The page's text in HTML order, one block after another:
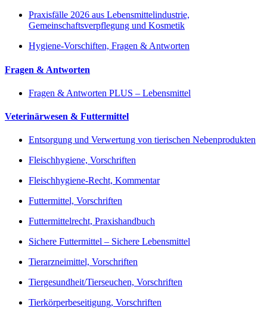
Praxisfälle 2026 aus Lebensmittelindustrie,
Gemeinschaftsverpflegung und Kosmetik
Hygiene-Vorschiften, Fragen & Antworten
Fragen & Antworten
Fragen & Antworten PLUS – Lebensmittel
Veterinärwesen & Futtermittel
Entsorgung und Verwertung von tierischen Nebenprodukten
Fleischhygiene, Vorschriften
Fleischhygiene-Recht, Kommentar
Futtermittel, Vorschriften
Futtermittelrecht, Praxishandbuch
Sichere Futtermittel – Sichere Lebensmittel
Tierarzneimittel, Vorschriften
Tiergesundheit/Tierseuchen, Vorschriften
Tierkörperbeseitigung, Vorschriften